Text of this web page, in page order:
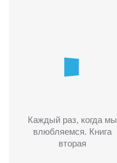
Каждый раз, когда мы
влюбляемся. Книга
вторая